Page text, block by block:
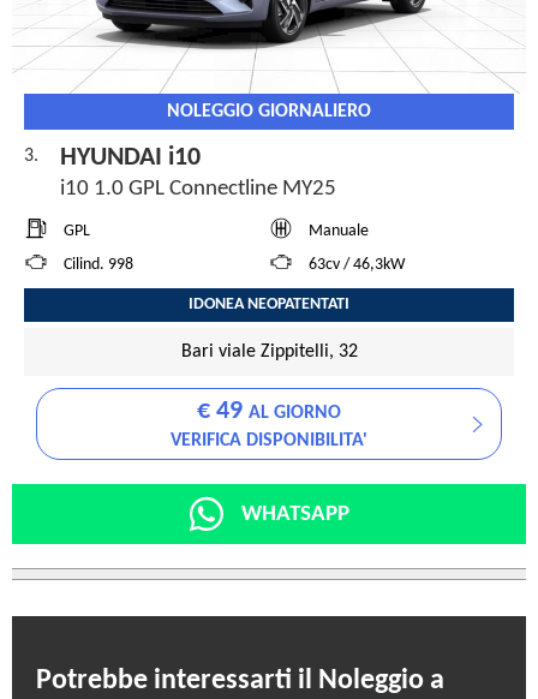
NOLEGGIO GIORNALIERO
3. HYUNDAI i10
i10 1.0 GPL Connectline MY25
GPL
Manuale
Cilind. 998
63cv / 46,3kW
IDONEA NEOPATENTATI
Bari viale Zippitelli, 32
€ 49 AL GIORNO
VERIFICA DISPONIBILITA'
WHATSAPP
Potrebbe interessarti il Noleggio a